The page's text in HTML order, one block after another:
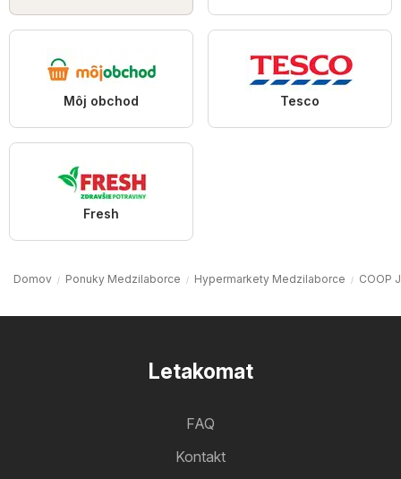
Môj obchod Tesco
Fresh
Domov Ponuky Medzilaborce Hypermarkety Medzilaborce COOP
Letakomat
FAQ
Kontakt